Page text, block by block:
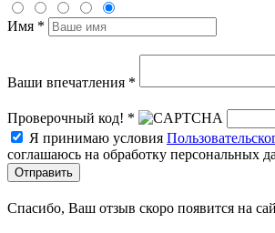
Имя *
Ваши впечатления *
Проверочный код! *
Я принимаю условия
соглашаюсь на обработку персональных
Отправить
Спасибо, Ваш отзыв скоро появится на